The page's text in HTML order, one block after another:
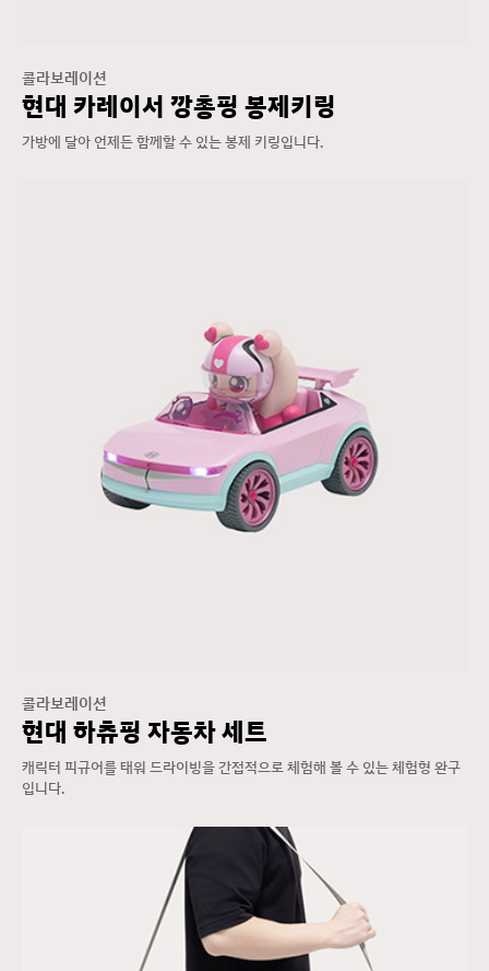
콜라보레이션
현대 카레이서 깡총핑 봉제키링
가방에 달아 언제든 함께할 수 있는 봉제 키링입니다.
콜라보레이션
현대 하츄핑 자동차 세트
캐릭터 피규어를 태워 드라이빙을 간접적으로 체험해 볼 수 있는 체험형 완구
입니다.